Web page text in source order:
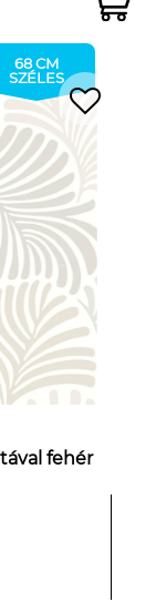
68 CM
SZÉLES
fehér